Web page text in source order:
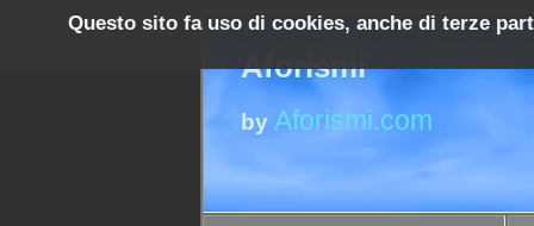
Questo sito fa uso di cookies, anche di terze
Aforismi
by Aforismi.com